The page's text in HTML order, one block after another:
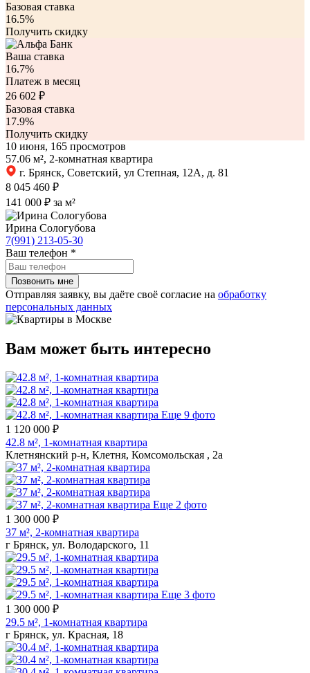
Базовая ставка
16.5%
Получить скидку
Ваша ставка
16.7%
Платеж в месяц
26 602 ₽
Базовая ставка
17.9%
Получить скидку
10 июня, 165 просмотров
57.06 м², 2-комнатная квартира
г. Брянск, Советский, ул Степная, 12А, д. 81
8 045 460 ₽
141 000 ₽ за м²
Ирина Сологубова
7(991) 213-05-30
Ваш телефон *
Отправляя заявку, вы даёте своё согласие на обработку
персональных данных
Вам может быть интересно
Еще 9 фото
1 120 000 ₽
42.8 м², 1-комнатная квартира
Клетнянский р-н, Клетня, Комсомольская , 2а
Еще 2 фото
1 300 000 ₽
37 м², 2-комнатная квартира
г Брянск, ул. Володарского, 11
Еще 3 фото
1 300 000 ₽
29.5 м², 1-комнатная квартира
г Брянск, ул. Красная, 18